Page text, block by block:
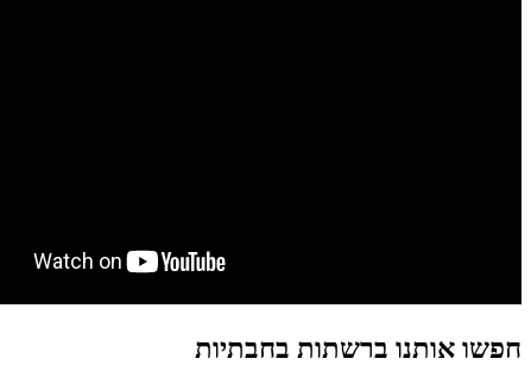
חפשו אותנו ברשתות בחבתיות